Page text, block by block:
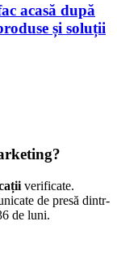
acasă după
și soluții
verificate.
de presă dintr-
de luni.